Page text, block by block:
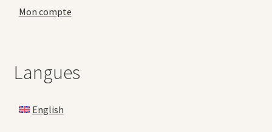
Mon compte
Langues
English